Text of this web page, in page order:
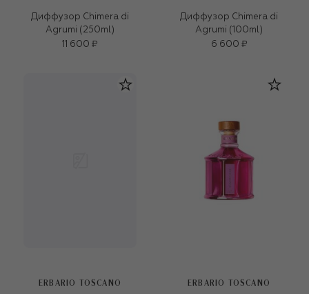
Диффузор Chimera di
Agrumi (250ml)
11 600 ₽
Диффузор Chimera di
Agrumi (100ml)
6 600 ₽
ERBARIO TOSCANO ERBARIO TOSCANO